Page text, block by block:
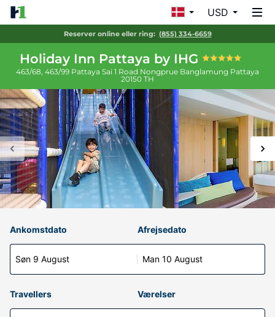
USD
Reserver online eller ring: (855) 334-6659
Holiday Inn Pattaya by IHG
463/68, 463/99 Pattaya Sai 1 Road Nongprue Banglamung Pattaya
20150 TH
Ankomstdato
Søn 9 August
Afrejsedato
Man 10 August
Travellers Værelser